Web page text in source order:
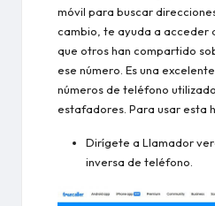
móvil para buscar
cambio, te ayuda a acceder
que otros han compartido
ese número. Es una
números de teléfono
estafadores. Para usar esta
Dirígete a Llamador
inversa de teléfono.